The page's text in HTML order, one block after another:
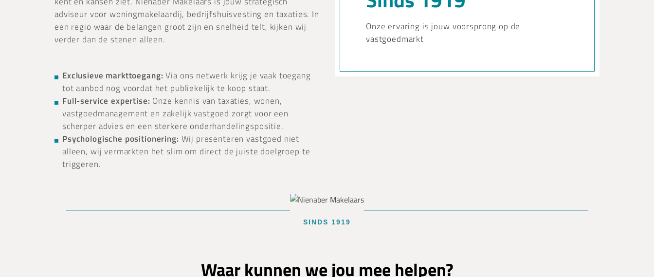
adviseur voor woningmakelaardij, bedrijfshuisvesting en taxaties. In
een regio waar de belangen groot zijn en snelheid telt, kijken wij
verder dan de stenen alleen.
Exclusieve markttoegang: Via ons netwerk krijg je vaak toegang
tot aanbod nog voordat het publiekelijk te koop staat.
Full-service expertise: Onze kennis van taxaties, wonen,
vastgoedmanagement en zakelijk vastgoed zorgt voor een
scherper advies en een sterkere onderhandelingspositie.
Psychologische positionering: Wij presenteren vastgoed niet
alleen, wij vermarkten het slim om direct de juiste doelgroep te
triggeren.
Onze ervaring is jouw voorsprong op de
vastgoedmarkt
SINDS 1919
Waar kunnen we jou mee helpen?